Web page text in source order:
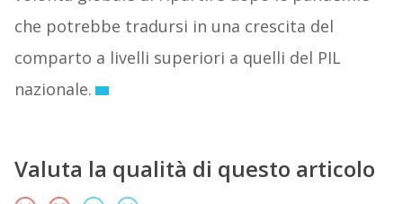
che potrebbe tradursi in una crescita del
comparto a livelli superiori a quelli del PIL
nazionale.
Valuta la qualità di questo articolo